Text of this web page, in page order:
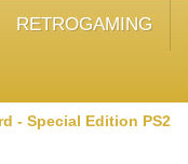
RETROGAMING
- Special Edition PS2